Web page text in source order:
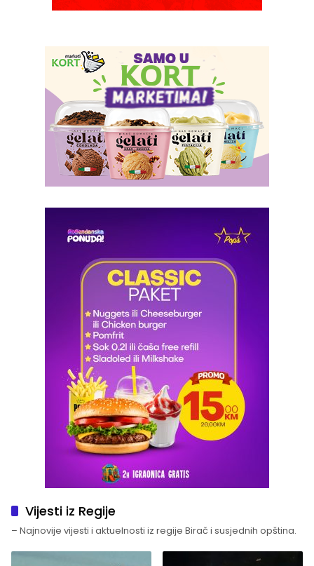
Vijesti iz Regije
– Najnovije vijesti i aktuelnosti iz regije Birač i susjednih opština.